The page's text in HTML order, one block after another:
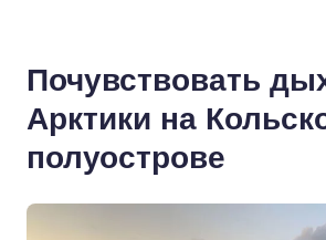
Почувствовать
Арктики на
полуострове